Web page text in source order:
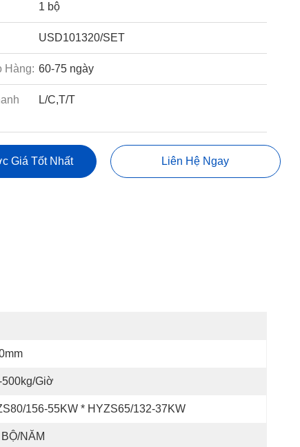
1 bộ
USD101320/SET
Hàng: 60-75 ngày
L/C,T/T
Giá Tốt Nhất Liên Hệ Ngay
500kg/giờ
156-55KW * HYZS65/132-37KW
NĂM